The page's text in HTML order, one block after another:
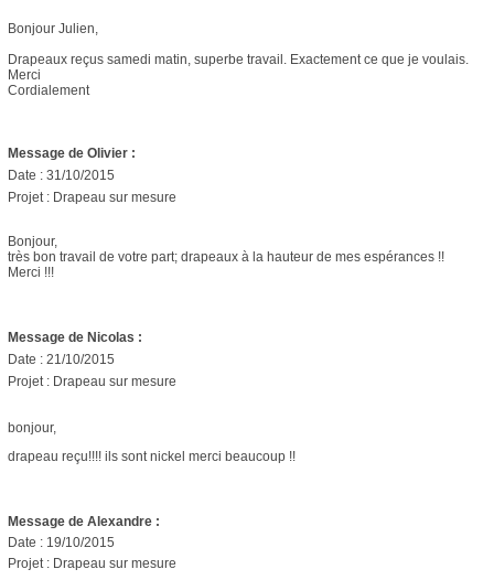
Bonjour Julien,
Drapeaux reçus samedi matin, superbe travail. Exactement ce que je voulais.
Merci
Cordialement
Message de Olivier :
Date : 31/10/2015
Projet : Drapeau sur mesure
Bonjour,
très bon travail de votre part; drapeaux à la hauteur de mes espérances !!
Merci !!!
Message de Nicolas :
Date : 21/10/2015
Projet : Drapeau sur mesure
bonjour,
drapeau reçu!!!! ils sont nickel merci beaucoup !!
Message de Alexandre :
Date : 19/10/2015
Projet : Drapeau sur mesure